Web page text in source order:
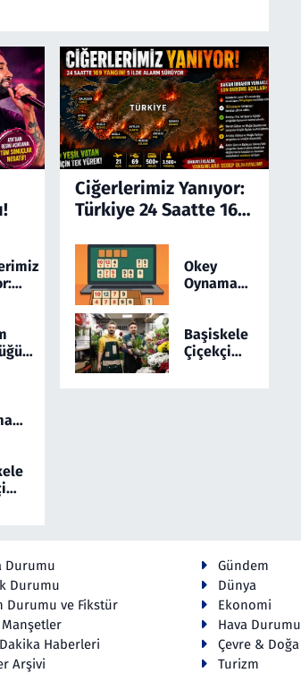
Ali
Ciğerlerimiz Yanıyor:
Türkiye 24 Saatte 169
Etti! 5 İlde Alarm
Sürüyor
Okey
Oynamayı
Yepyeni
Bir Online
Başiskele
Çiçekçi
Durumu
Durumu
Durumu ve Fikstür
Haberleri
Arşivi
Gündem
Dünya
Ekonomi
Hava Durumu
Çevre & Doğa
Turizm